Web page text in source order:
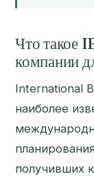
Что такое
компании
International
наиболее
получивших